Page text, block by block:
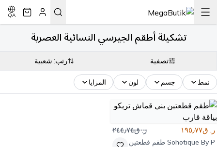
QA
تشكيلة أطقم الجيرسي النسائية العصرية
تصفية رتب: شعبية
نمط جسم لون المزايا
ر. ق١٩٥٫٧٧ ر. ق٢٤٤٫٧٤
Sohotique By P طقم قطعتين